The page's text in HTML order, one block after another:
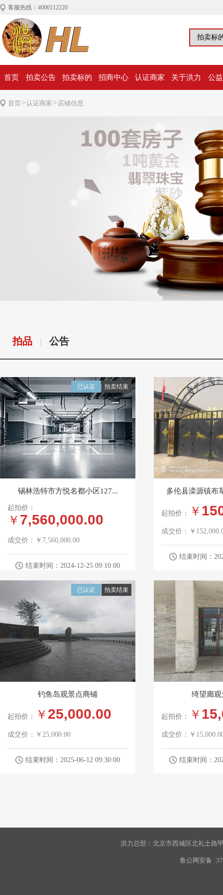
客服热线：4006112220
首页 拍卖公告 拍卖标的 招商中心 认证商家 关于洪力 公
首页>认证商家 > 店铺信息
拍品 | 公告
拍卖结束
已认证
锡林浩特市方悦名都小区127...
起拍价：
￥ 7,560,000.00
成交价： ￥7,560,000.00
结束时间：2024-12-25 09:10:00
多伦县滦源镇布
起拍价： ￥
成交价： ￥
结束时间：
拍卖结束
已认证
钓鱼岛观景点商铺
起拍价： ￥ 25,000.00
成交价： ￥25,000.00
结束时间：2025-06-12 09:30:00
绮望廊
起拍价： ￥
成交价： ￥
结束时间：
洪力总部：北京市西城区北礼士路
鲁公网安备